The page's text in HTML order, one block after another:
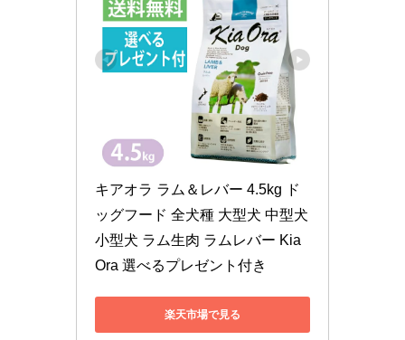
キアオラ ラム＆レバー 4.5kg ド
ッグフード 全犬種 大型犬 中型犬
小型犬 ラム生肉 ラムレバー Kia
Ora 選べるプレゼント付き
楽天市場で見る